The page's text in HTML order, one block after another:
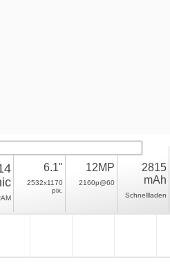
6.1"
2532x1170
pix.
12MP
2160p@60
2815
mAh
Schnellladen